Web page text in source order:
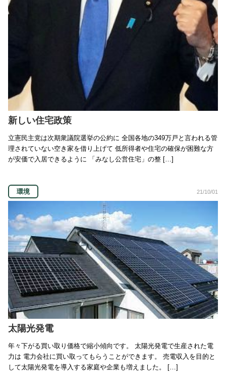
新しい住宅政策
立憲民主党は次期衆議院選挙の公約に 全国各地の349万戸と言われる管
理されていない空き家を借り上げて 低所得者や住宅の確保が困難な方
が安価で入居できるように 「みなし公営住宅」の整 […]
環境 21/10/01
太陽光発電
年々下がる買い取り価格で縮小傾向です。 太陽光発電で生産された電
力は 電力会社に買い取ってもらうことができます。 売電収入を目的と
して太陽光発電を導入する家庭や企業も増えました。 […]